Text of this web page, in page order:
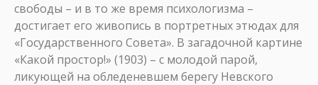
свободы – и в то же время психологизма –
достигает его живопись в портретных этюдах для
«Государственного Совета». В загадочной картине
«Какой простор!» (1903) – с молодой парой,
ликующей на обледеневшем берегу Невского